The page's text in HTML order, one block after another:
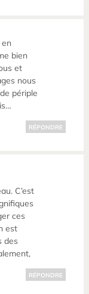
en
bien
et
nous
périple
RÉPONDRE
C’est
ces
est
des
RÉPONDRE